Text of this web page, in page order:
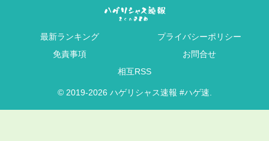
最新ランキング
プライバシーポリシー
免責事項
お問合せ
相互RSS
© 2019-2026 ハゲリシャス速報 #ハゲ速.